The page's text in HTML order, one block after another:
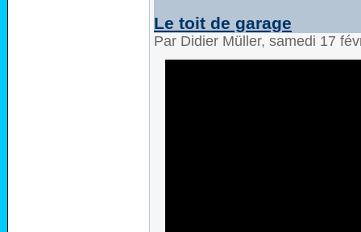
Le toit de garage
Par Didier Müller, samedi 17